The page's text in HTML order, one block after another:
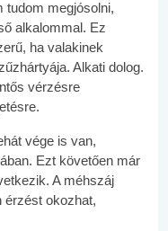
tudom megjósolni,
alkalommal. Ez
ha valakinek
Alkati dolog.
vérzésre
vége is van,
Ezt követően már
A méhszáj
érzést okozhat,